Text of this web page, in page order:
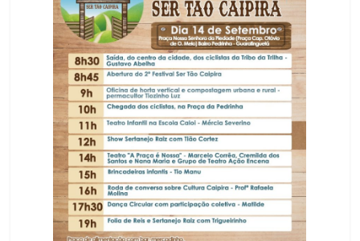
Prefeitura
Estância
Turística
Guaratinguetá